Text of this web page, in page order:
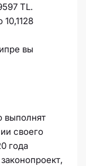
TL.
10,1128
вы
выполнят
своего
года